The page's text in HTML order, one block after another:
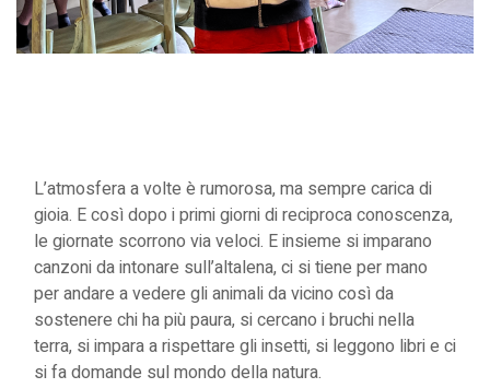
L’atmosfera a volte è rumorosa, ma sempre carica di
gioia. E così dopo i primi giorni di reciproca conoscenza,
le giornate scorrono via veloci. E insieme si imparano
canzoni da intonare sull’altalena, ci si tiene per mano
per andare a vedere gli animali da vicino così da
sostenere chi ha più paura, si cercano i bruchi nella
terra, si impara a rispettare gli insetti, si leggono libri e ci
si fa domande sul mondo della natura.